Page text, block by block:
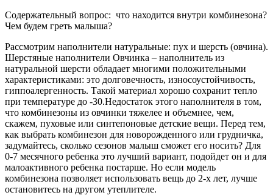
Содержательный вопрос: что находится внутри комбинезона?
Чем будем греть малыша?
Рассмотрим наполнители натуральные: пух и шерсть (овчина).
Шерстяные наполнители Овчинка – наполнитель из
натуральной шерсти обладает многими положительными
характеристиками: это долговечность, износоустойчивость,
гиппоалергенность. Такой материал хорошо сохранит тепло
при температуре до -30.Недостаток этого наполнителя в том,
что комбинезоны из овчинки тяжелее и объемнее, чем,
скажем, пуховые или синтепоновые детские вещи. Перед тем,
как выбрать комбинезон для новорожденного или грудничка,
задумайтесь, сколько сезонов малыш сможет его носить? Для
0-7 месячного ребенка это лучший вариант, подойдет он и для
малоактивного ребенка постарше. Но если модель
комбинезона позволяет использовать вещь до 2-х лет, лучше
остановитесь на другом утеплителе.